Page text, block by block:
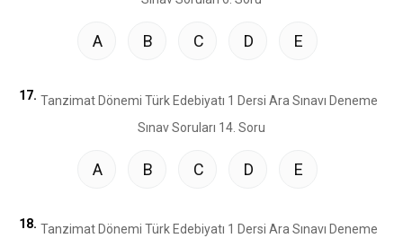
A B C D E
17.
A B C D E
18.